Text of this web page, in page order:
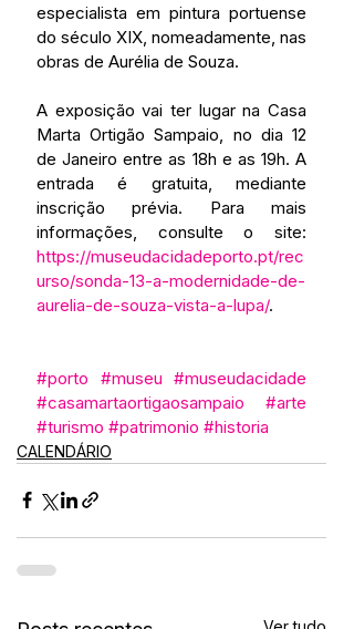
especialista em pintura portuense
do século XIX, nomeadamente, nas
obras de Aurélia de Souza.
A exposição vai ter lugar na Casa
Marta Ortigão Sampaio, no dia 12
de Janeiro entre as 18h e as 19h. A
entrada é gratuita, mediante
inscrição prévia. Para mais
https://museudacidadeporto.pt/rec
urso/sonda-13-a-modernidade-de-
aurelia-de-souza-vista-a-lupa/.
#porto #museu #museudacidade
#casamartaortigaosampaio
#arte
#turismo #patrimonio #historia
CALENDÁRIO